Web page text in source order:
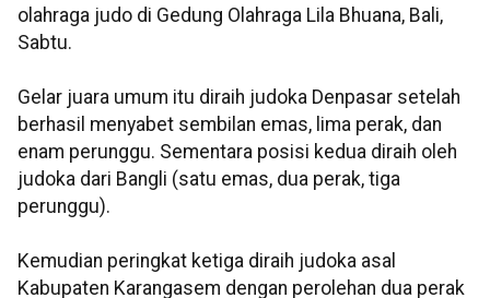
olahraga judo di Gedung Olahraga Lila Bhuana, Bali,
Sabtu.
Gelar juara umum itu diraih judoka Denpasar setelah
berhasil menyabet sembilan emas, lima perak, dan
enam perunggu. Sementara posisi kedua diraih oleh
judoka dari Bangli (satu emas, dua perak, tiga
perunggu).
Kemudian peringkat ketiga diraih judoka asal
Kabupaten Karangasem dengan perolehan dua perak